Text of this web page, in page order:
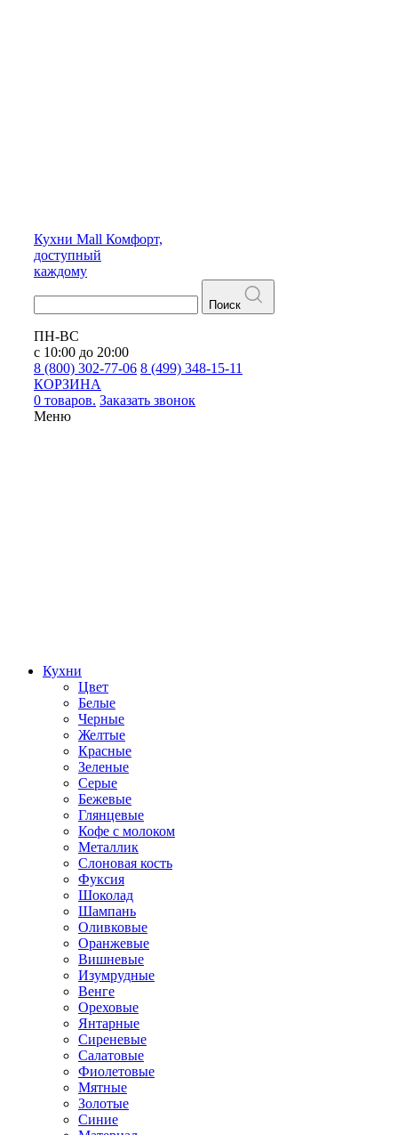
Кухни Mall Комфорт,
доступный
каждому
Поиск
ПН-ВС
с 10:00 до 20:00
8 (800) 302-77-06 8 (499) 348-15-11
КОРЗИНА
0 товаров. Заказать звонок
Меню
Кухни
Цвет
Белые
Черные
Желтые
Красные
Зеленые
Серые
Бежевые
Глянцевые
Кофе с молоком
Металлик
Слоновая кость
Фуксия
Шоколад
Шампань
Оливковые
Оранжевые
Вишневые
Изумрудные
Венге
Ореховые
Янтарные
Сиреневые
Салатовые
Фиолетовые
Мятные
Золотые
Синие